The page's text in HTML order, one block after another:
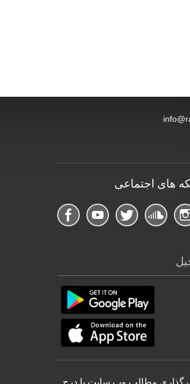
های اجتماعی
گذاری مطالب وب سایت با درج